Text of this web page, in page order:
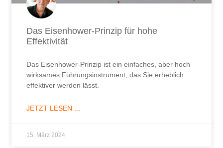
Das Eisenhower-Prinzip für hohe
Effektivität
Das Eisenhower-Prinzip ist ein einfaches, aber hoch
wirksames Führungsinstrument, das Sie erheblich
effektiver werden lässt.
JETZT LESEN ...
15. März 2024